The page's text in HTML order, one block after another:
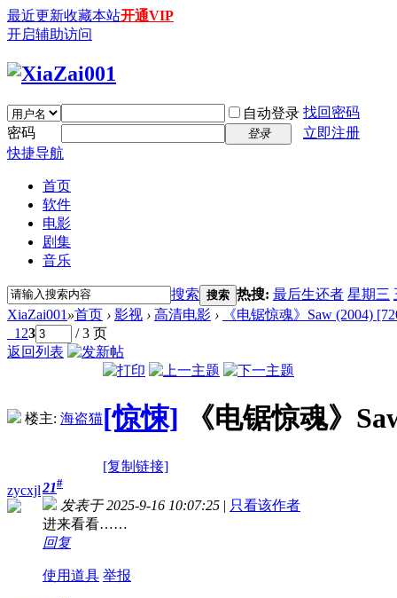
最近更新收藏本站开通VIP
开启辅助访问
自动登录 找回密码
密码
登录
立即注册
快捷导航
首页
软件
电影
剧集
音乐
搜索 搜索 热搜: 最后生还者 星期三
XiaZai001 »首页 › 影视 › 高清电影 ›
《电锯惊魂》Saw (2004)
1 23
/ 3 页
返回列表
楼主: 海盗猫[惊悚] 《电锯惊魂》
[复制链接]
zycxjl21#
发表于 2025-9-16 10:07:25 | 只看该作者
进来看看……
回复
使用道具 举报